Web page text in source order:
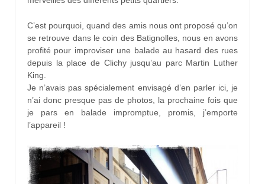
C’est pourquoi, quand des amis nous ont proposé qu’on
se retrouve dans le coin des Batignolles, nous en avons
profité pour improviser une balade au hasard des rues
depuis la place de Clichy jusqu’au parc Martin Luther
King.
Je n’avais pas spécialement envisagé d’en parler ici, je
n’ai donc presque pas de photos, la prochaine fois que
je pars en balade impromptue, promis, j’emporte
l’appareil !